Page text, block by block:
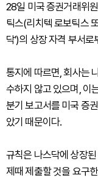
28일 미국 증권거래위
틱스(리치텍 로보틱스
닥')의 상장 자격 부서로
통지에 따르면, 회사는
수하지 않고 있으며, 이
분기 보고서를 미국 증
았기 때문이다.
규칙은 나스닥에 상장
제때 제출할 것을 요구